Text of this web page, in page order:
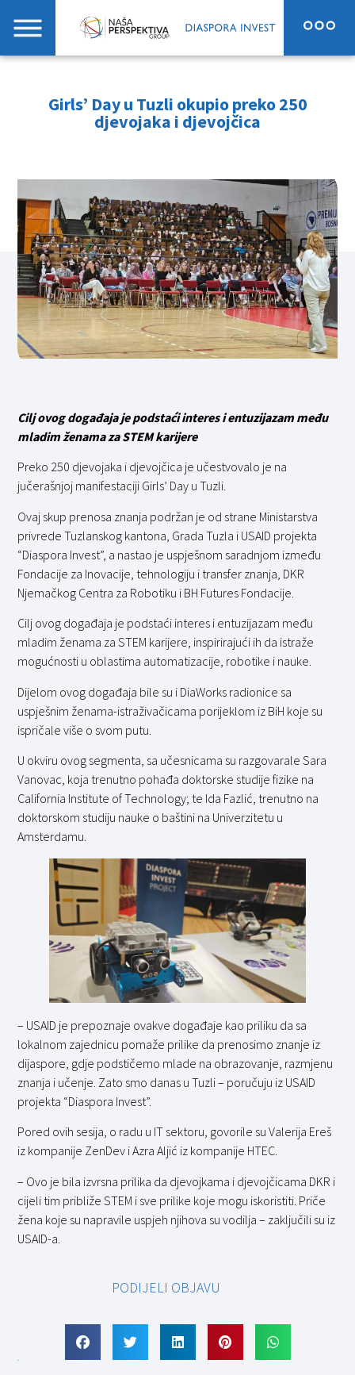
Girls’ Day u Tuzli okupio preko 250
djevojaka i djevojčica
Cilj ovog događaja je podstaći interes i entuzijazam među
mladim ženama za STEM karijere
Preko 250 djevojaka i djevojčica je učestvovalo je na
jučerašnjoj manifestaciji Girls’ Day u Tuzli.
Ovaj skup prenosa znanja podržan je od strane Ministarstva
privrede Tuzlanskog kantona, Grada Tuzla i USAID projekta
“Diaspora Invest”, a nastao je uspješnom saradnjom između
Fondacije za Inovacije, tehnologiju i transfer znanja, DKR
Njemačkog Centra za Robotiku i BH Futures Fondacije.
Cilj ovog događaja je podstaći interes i entuzijazam među
mladim ženama za STEM karijere, inspirirajući ih da istraže
mogućnosti u oblastima automatizacije, robotike i nauke.
Dijelom ovog događaja bile su i DiaWorks radionice sa
uspješnim ženama-istraživačicama porijeklom iz BiH koje su
ispričale više o svom putu.
U okviru ovog segmenta, sa učesnicama su razgovarale Sara
Vanovac, koja trenutno pohađa doktorske studije fizike na
California Institute of Technology; te Ida Fazlić, trenutno na
doktorskom studiju nauke o baštini na Univerzitetu u
Amsterdamu.
– USAID je prepoznaje ovakve događaje kao priliku da sa
lokalnom zajednicu pomaže prilike da prenosimo znanje iz
dijaspore, gdje podstičemo mlade na obrazovanje, razmjenu
znanja i učenje. Zato smo danas u Tuzli – poručuju iz USAID
projekta “Diaspora Invest”.
Pored ovih sesija, o radu u IT sektoru, govorile su Valerija Ereš
iz kompanije ZenDev i Azra Aljić iz kompanije HTEC.
– Ovo je bila izvrsna prilika da djevojkama i djevojčicama DKR i
cijeli tim približe STEM i sve prilike koje mogu iskoristiti. Priče
žena koje su napravile uspjeh njihova su vodilja – zaključili su iz
USAID-a.
PODIJELI OBJAVU